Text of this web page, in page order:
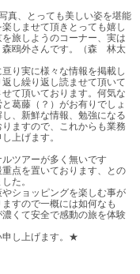
真、とっても美しい姿を堪能
しませて頂きとっても嬉し
旅しようのコーナー、実は
森鴎外さんです。（森 林太
り実に様々な情報を掲載し
し繰り返し読ませて頂いて
て頂いております。何気な
葛藤（？）がお有りでしょ
、新鮮な情報、勉強になる
ますので、これからも業務
上げます。
ツアーが多く無いです
点を置いております、との
た。
ショッピングを楽しむ事が
すので一概には如何なも
くて安全で感動の旅を体験
申し上げます。★